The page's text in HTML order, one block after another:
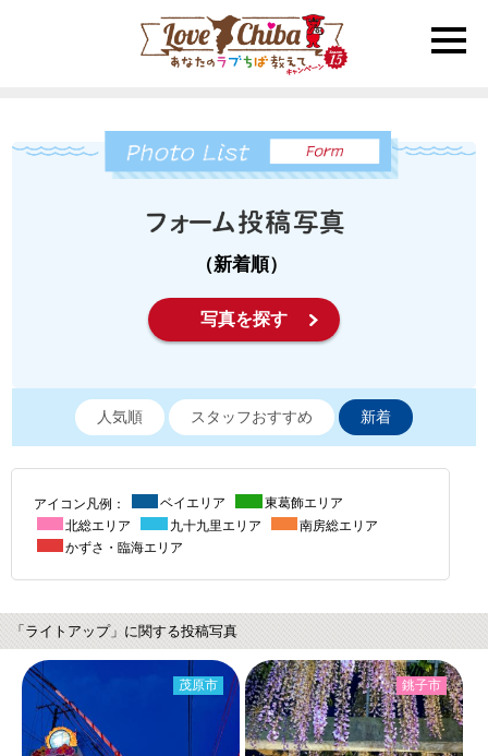
toggle
（新着順）
写真を探す
人気順 スタッフおすすめ 新着
アイコン凡例： ベイエリア
東葛飾エリア
北総エリア
九十九里エリア
南房総エリア
かずさ・臨海エリア
「ライトアップ」に関する投稿写真
茂原市 銚子市